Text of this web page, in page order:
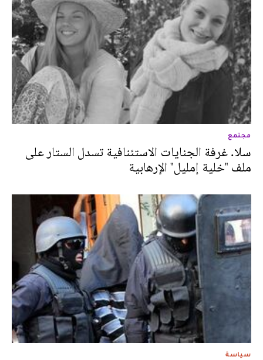
مجتمع
سلا. غرفة الجنايات الاستئنافية تسدل الستار على
ملف "خلية إمليل" الإرهابية
سياسة